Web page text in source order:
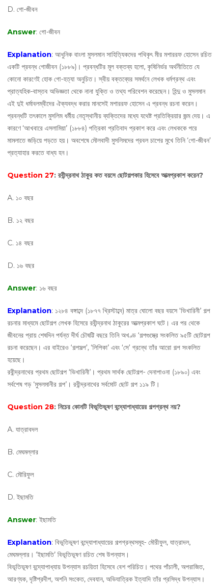
D. গো-জীবন
Answer: গো-জীবন
Explanation: আধুনিক বাংলা মুসলমান সাহিত্যিকদের পথিকৃৎ মীর মশাররফ হোসেন রচিত
একটি প্রবন্ধ গোজীবন (১৮৮৯)। প্রবন্ধটির মূল বক্তব্য হলো, কৃষিনির্ভর অর্থনীতিতে যে
কোনো কারণেই হোক গো-হত্যা অনুচিত। স্বীয় বক্তব্যের সমর্থনে লেখক ধর্মগ্রন্থ এবং
প্রাত্যহিক-বাস্তব অভিজ্ঞতা থেকে নানা যুক্তি ও তথ্য পরিবেশন করেছেন। হিন্দু ও মুসলমান
এই দুই ধর্মাবলম্বীদের ঐক্যবদ্ধ করার মানসেই মশাররফ হোসেন এ প্রবন্ধ রচনা করেন।
প্রবন্ধটি তৎকালে মুসলিম ধর্মীয় নেতৃস্থানীয় ব্যক্তিদের মধ্যে যথেষ্ট প্রতিক্রিয়ার জন্ম দেয়। এ
কারণে ‘আখবারে এসলামিয়া’ (১৮৮৪) পত্রিকা প্রতিবাদ প্রকাশ করে এবং লেখককে পরে
মামলাতে জড়িয়ে পড়তে হয়। অবশেষে মৌলবাদী মুসলিমদের প্রবল চাপের মুখে তিনি ‘গো-জীবন’
প্রত্যাহার করতে বাধ্য হন।
Question 27: রবীন্দ্রনাথ ঠাকুর কত বয়সে ছোটগল্পকার হিসেবে আত্মপ্রকাশ করেন?
A. ১০ বছর
B. ১২ বছর
C. ১৪ বছর
D. ১৬ বছর
Answer: ১৬ বছর
Explanation: ১২৮৪ বঙ্গাব্দে (১৮৭৭ খ্রিস্টাব্দে) মাত্র ঘোলো বছর বয়সে ‘ভিখারিনী’ গল্প
রচনার মাধ্যমে ছোটগল্প লেখক হিসেরে রবীন্দ্রনাথ ঠাকুরের আত্মপ্রকাশ ঘটে। এর পর থেকে
জীবনের প্রায় শেষদিন পর্যন্ত দীর্ঘ চৌষট্টি বছরে তিনি অখণ্ড ‘গল্পগুস্ত্রে সংকলিত ৯৫টি ছোটগল্প
রচনা করেছেন। এর বাইরেও ‘গল্পসল্প’, ‘লিপিকা’ এবং ‘সে’ গ্রন্থে তাঁর আরো গল্প সংকলিত
হয়েছে।
রবীন্দ্রনাথের প্রথম ছোটগল্প ‘ভিখারিনী’। প্রথম সার্থক ছোটগল্প- দেনাপাওনা (১৮৯০) এবং
সর্বশেষ গড় ‘মুসলমানীর গল্প’। রবীন্দ্রনাথের সর্বমোট ছোট গল্প ১১৯ টি।
Question 28: নিচের কোনটি বিভূতিভূষণ বন্দ্যোপাধ্যায়ের গল্পগ্রন্থ নয়?
A. যাত্রাবদল
B. মেঘমল্লার
C. মৌরিফুল
D. ইছামতি
Answer: ইছামতি
Explanation: বিভূতিভূষণ বন্দ্যোপাধ্যায়ের গল্পগ্রন্থসমূহ- মৌরীফুল, যাত্রাদল,
মেঘমল্লার। ‘ইছামতি’ বিভূতিভূষণ রচিত শেষ উপন্যাস।
বিভূতিভূষণ বন্দ্যোপাধ্যায় উপন্যাস রচয়িতা হিসেবে বেশ পরিচিত। পথের পাঁচালী, অপরাজিত,
আরণ্যক, দৃষ্টিপ্রদীপ, অশনি সংকেত, দেবযান, অভিযাত্রিক ইত্যাদি তাঁর প্রসিদ্ধ উপন্যাস।